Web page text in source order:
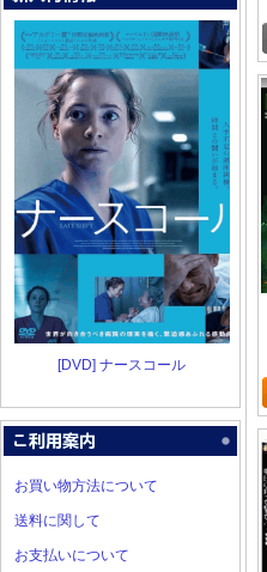
[DVD] ナースコール
お買い物方法について
送料に関して
お支払いについて